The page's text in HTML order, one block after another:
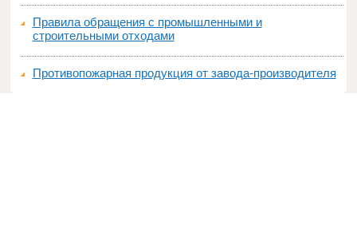
Правила обращения с промышленными и
строительными отходами
Противопожарная продукция от завода-производителя